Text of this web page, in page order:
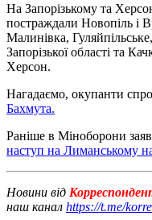
На Запорізькому та
постраждали Новопіль і
Малинівка,
Запорізької області та
Херсон.
Нагадаємо, окупанти
Бахмута.
Раніше в Міноборони
наступ на Лиманському
Новини від
наш канал https://t.me/